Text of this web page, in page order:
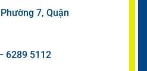
7, Quận
6289 5112